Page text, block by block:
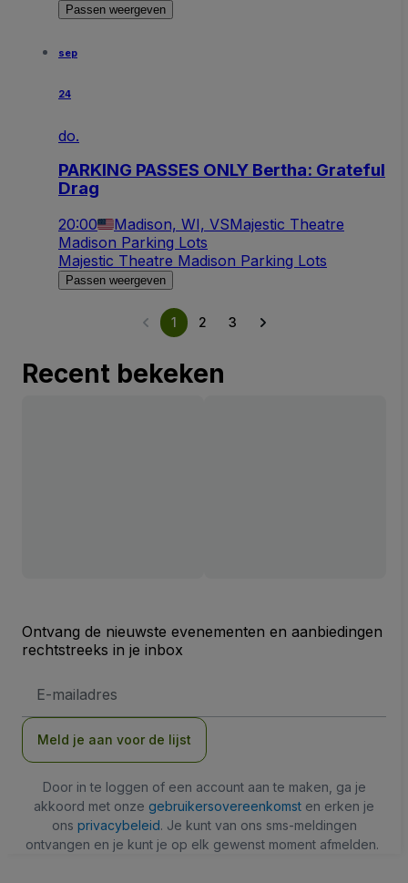
Passen weergeven
sep
24
do.
PARKING PASSES ONLY Bertha: Grateful
Drag
20:00 Madison, WI, VSMajestic Theatre
Madison Parking Lots
Majestic Theatre Madison Parking Lots
Passen weergeven
1 2 3
Recent bekeken
Ontvang de nieuwste evenementen en aanbiedingen
rechtstreeks in je inbox
mailadres
Meld je aan voor de lijst
Door in te loggen of een account aan te maken, ga je
akkoord met onze gebruikersovereenkomst en erken je
ons privacybeleid. Je kunt van ons sms-meldingen
ontvangen en je kunt je op elk gewenst moment afmelden.